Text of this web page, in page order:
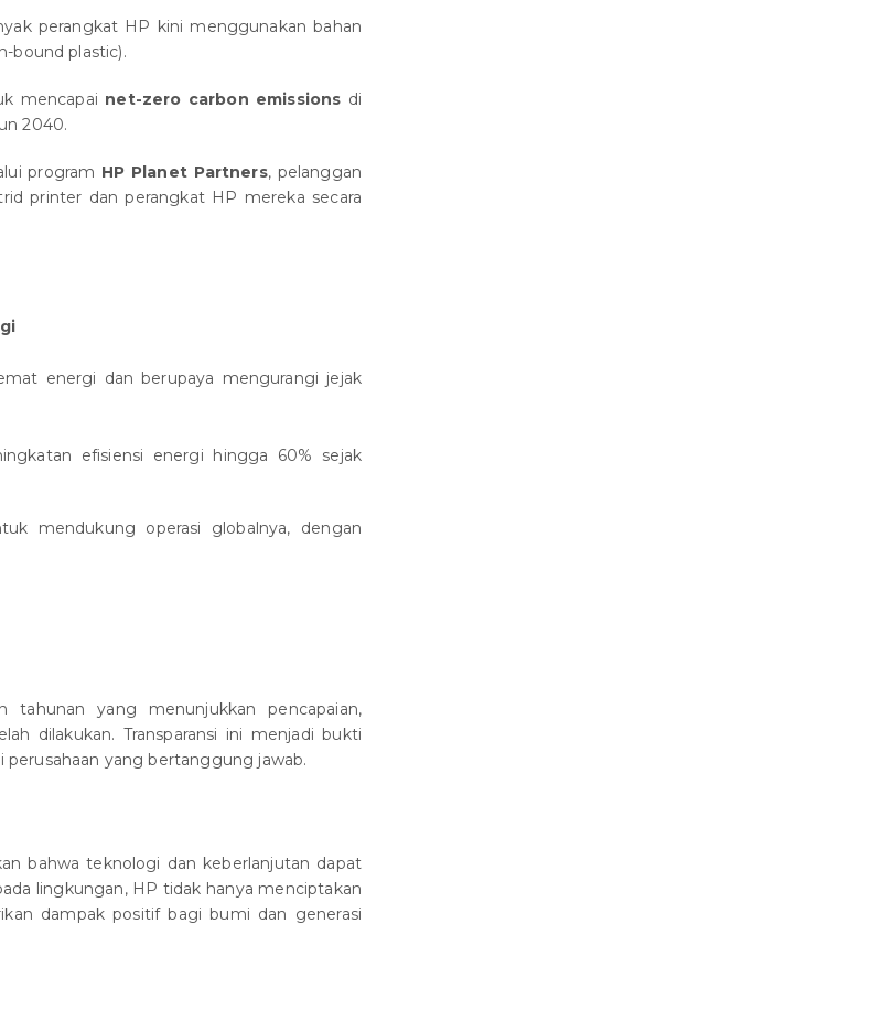
perangkat HP kini menggunakan bahan
bound plastic).
mencapai net-zero carbon emissions di
2040.
program HP Planet Partners, pelanggan
printer dan perangkat HP mereka secara
energi dan berupaya mengurangi jejak
efisiensi energi hingga 60% sejak
mendukung operasi globalnya, dengan
tahunan yang menunjukkan pencapaian,
dilakukan. Transparansi ini menjadi bukti
yang bertanggung jawab.
bahwa teknologi dan keberlanjutan dapat
lingkungan, HP tidak hanya menciptakan
dampak positif bagi bumi dan generasi